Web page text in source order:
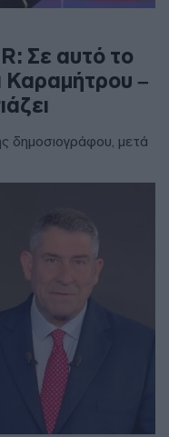
Σε αυτό το
Καραμήτρου –
δημοσιογράφου, μετά